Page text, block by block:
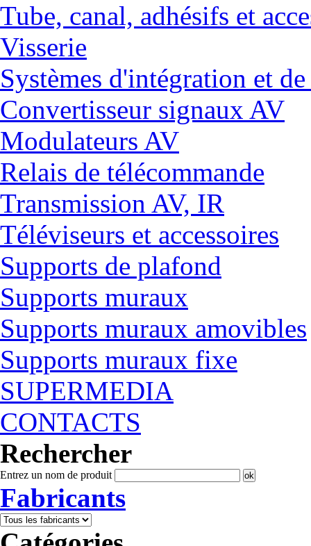
Tube, canal, adhésifs et
Visserie
Systèmes d'intégration et
Convertisseur signaux AV
Modulateurs AV
Relais de télécommande
Transmission AV, IR
Téléviseurs et accessoires
Supports de plafond
Supports muraux
Supports muraux amovibles
Supports muraux fixe
SUPERMEDIA
CONTACTS
Rechercher
Entrez un nom de produit
Fabricants